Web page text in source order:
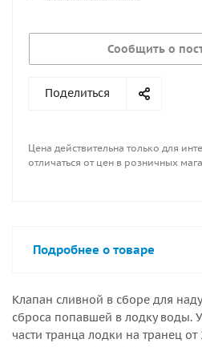
Сообщить о
Поделиться
Цена действительна только для
отличаться от цен в розничных
Подробнее о товаре
Клапан сливной в сборе для
сброса попавшей в лодку воды.
части транца лодки на транец